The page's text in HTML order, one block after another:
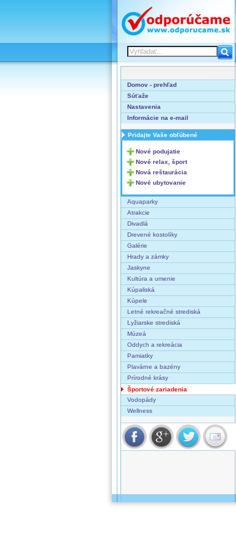
Domov - prehľad
Súťaže
Nastavenia
Informácie na e-mail
Pridajte Vaše obľúbené
Nové podujatie
Nové relax, šport
Nová reštaurácia
Nové ubytovanie
Aquaparky
Atrakcie
Divadlá
Drevené kostolíky
Galérie
Hrady a zámky
Jaskyne
Kultúra a umenie
Kúpaliská
Kúpele
Letné rekreačné strediská
Lyžiarske strediská
Múzeá
Oddych a rekreácia
Pamiatky
Plavárne a bazény
Prírodné krásy
Športové zariadenia
Vodopády
Wellness